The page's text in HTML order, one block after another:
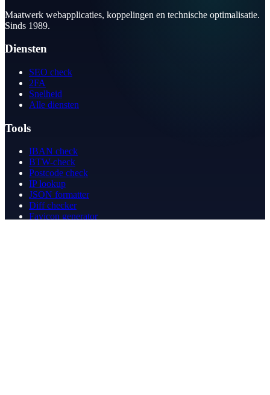
Maatwerk webapplicaties, koppelingen en technische optimalisatie.
Sinds 1989.
Diensten
SEO check
2FA
Snelheid
Alle diensten
Tools
IBAN check
BTW-check
Postcode check
IP lookup
JSON formatter
Diff checker
Favicon generator